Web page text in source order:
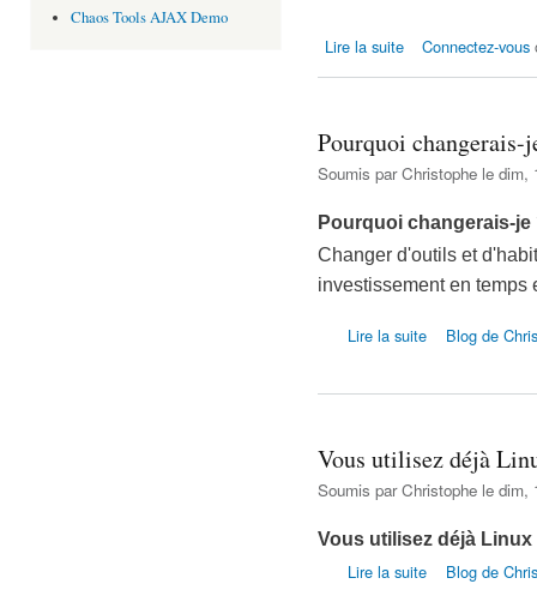
Chaos Tools AJAX Demo
Lire la suitede Télécharger
Connectez-vous
Pourquoi changerais-
Soumis parChristophe le dim,
Pourquoi changerais-je
Changer d'outils et
investissement en temps
Lire la suite de Pourquoi
Blog de
Vous utilisez déjà
Soumis parChristophe le dim,
Vous utilisez déjà
Lire la suite de Vous utilisez
Blog de